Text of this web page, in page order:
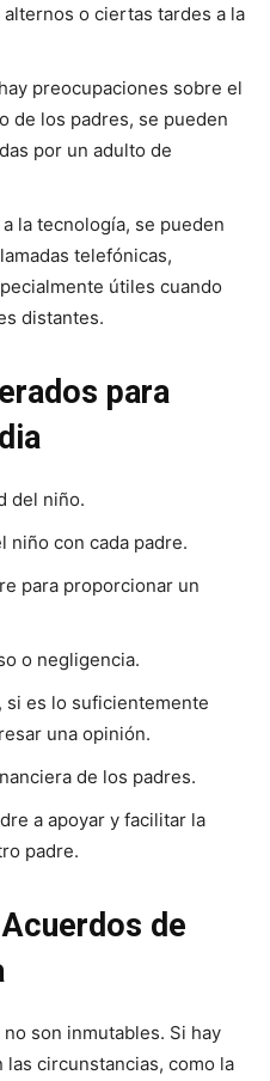
o ciertas tardes a la
preocupaciones sobre el
de los padres, se pueden
por un adulto de
a la tecnología, se pueden
telefónicas,
útiles cuando
distantes.
para
del niño.
niño con cada padre.
para proporcionar un
o negligencia.
si es lo suficientemente
una opinión.
de los padres.
a apoyar y facilitar la
padre.
de
son inmutables. Si hay
circunstancias, como la